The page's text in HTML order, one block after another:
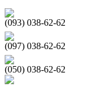
(093) 038-62-62
(097) 038-62-62
(050) 038-62-62